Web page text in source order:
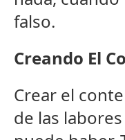
falso.
Creando El
Crear el
de las